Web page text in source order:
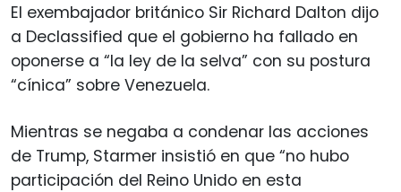
El exembajador británico Sir Richard Dalton dijo
a Declassified que el gobierno ha fallado en
oponerse a “la ley de la selva” con su postura
“cínica” sobre Venezuela.
Mientras se negaba a condenar las acciones
de Trump, Starmer insistió en que “no hubo
participación del Reino Unido en esta